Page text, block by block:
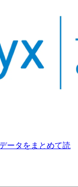
ータをまとめて読